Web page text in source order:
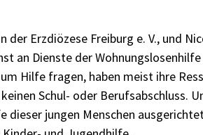
Erzdiözese Freiburg e. V., und
an Dienste der
Hilfe fragen, haben meist ihre
Schul- oder Berufsabschluss.
jungen Menschen